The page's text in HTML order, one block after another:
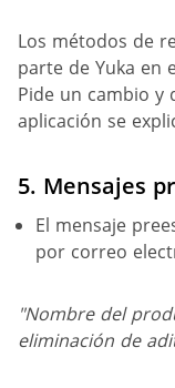
Los métodos de
parte de Yuka en
Pide un cambio y
aplicación se
5. Mensajes
El mensaje
por correo
"Nombre del
eliminación de